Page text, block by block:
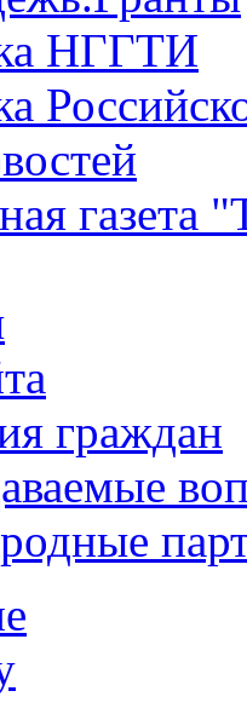
НГГТИ
газета
граждан